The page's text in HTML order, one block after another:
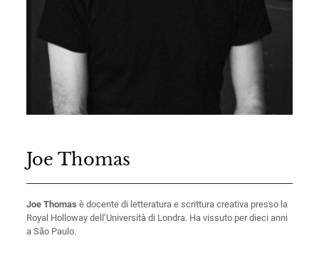
Joe Thomas
Joe Thomas è docente di letteratura e scrittura creativa presso la
Royal Holloway dell’Università di Londra. Ha vissuto per dieci anni
a São Paulo.